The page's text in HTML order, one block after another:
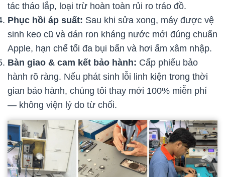
tác tháo lắp, loại trừ hoàn toàn rủi ro tráo đồ.
Phục hồi áp suất: Sau khi sửa xong, máy được vệ
sinh keo cũ và dán ron kháng nước mới đúng chuẩn
Apple, hạn chế tối đa bụi bẩn và hơi ẩm xâm nhập.
Bàn giao & cam kết bảo hành: Cấp phiếu bảo
hành rõ ràng. Nếu phát sinh lỗi linh kiện trong thời
gian bảo hành, chúng tôi thay mới 100% miễn phí
— không viện lý do từ chối.